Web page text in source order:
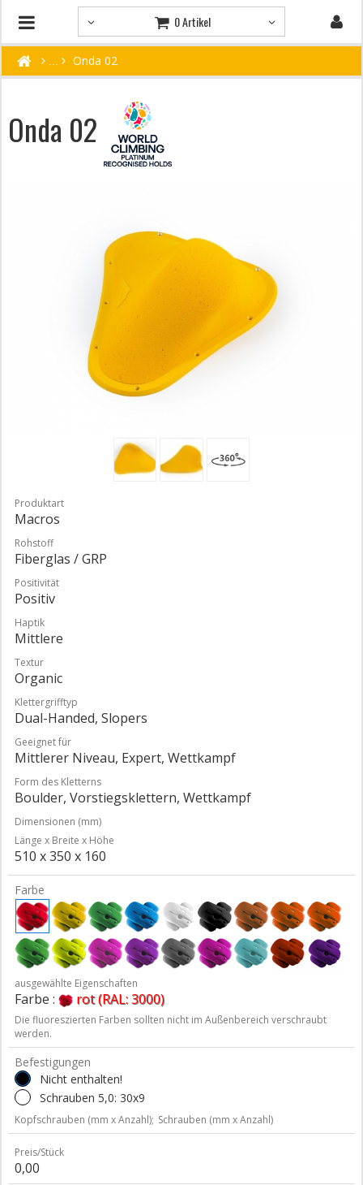
0 Artikel
Onda 02
Onda 02
Produktart
Macros
Rohstoff
Fiberglas / GRP
Positivität
Positiv
Haptik
Mittlere
Textur
Organic
Klettergrifftyp
Dual-Handed, Slopers
Geeignet für
Mittlerer Niveau, Expert, Wettkampf
Form des Kletterns
Boulder, Vorstiegsklettern, Wettkampf
Dimensionen (mm)
Länge x Breite x Höhe
510 x 350 x 160
Farbe
ausgewählte Eigenschaften
Farbe : rot (RAL: 3000)
Die fluoreszierten Farben sollten nicht im Außenbereich verschraubt
werden.
Befestigungen
Nicht enthalten!
Schrauben 5,0: 30x9
Kopfschrauben (mm x Anzahl); Schrauben (mm x Anzahl)
Preis/Stück
0,00